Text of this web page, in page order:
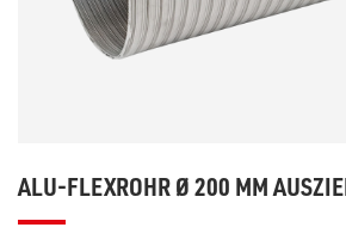
ALU-FLEXROHR Ø 200 MM